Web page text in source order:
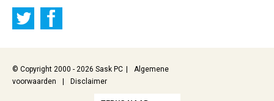
© Copyright 2000 - 2026 Sask PC
Algemene
voorwaarden
Disclaimer